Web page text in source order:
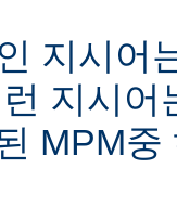
지시어
지시어
MPM